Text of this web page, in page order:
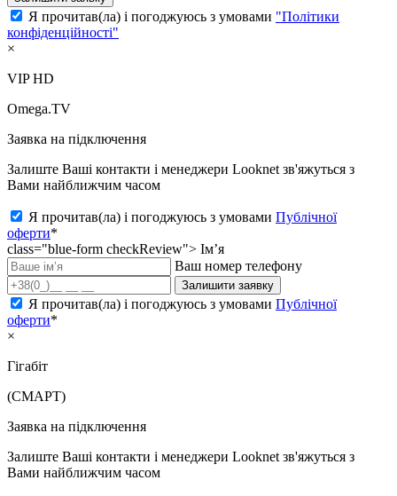
Я прочитав(ла) і погоджуюсь з умовами "Політики
конфіденційності"
×
VIP HD
Omega.TV
Заявка на підключення
Залиште Ваші контакти і менеджери Looknet зв'яжуться з
Вами найближчим часом
Я прочитав(ла) і погоджуюсь з умовами Публічної
оферти*
class="blue-form checkReview"> Ім’я
Ваш номер телефону
Залишити заявку
Я прочитав(ла) і погоджуюсь з умовами Публічної
оферти*
×
Гігабіт
(СМАРТ)
Заявка на підключення
Залиште Ваші контакти і менеджери Looknet зв'яжуться з
Вами найближчим часом